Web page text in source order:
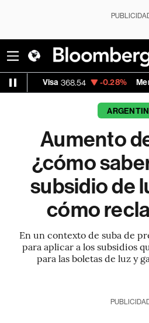
-0.28% MercadoLibre
Aumento
¿cómo
subsidio de
cómo
En un contexto de suba de
para aplicar a los subsidios
para las boletas de luz y